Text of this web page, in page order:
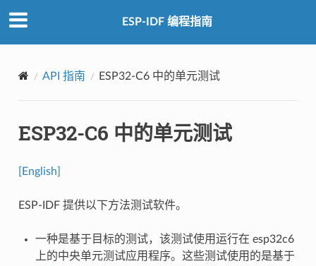
ESP-IDF 编程指南
API 指南 ESP32-C6 中的单元测试
ESP32-C6 中的单元测试
[English]
ESP-IDF 提供以下方法测试软件。
一种是基于目标的测试，该测试使用运行在 esp32c6
上的中央单元测试应用程序。这些测试使用的是基于